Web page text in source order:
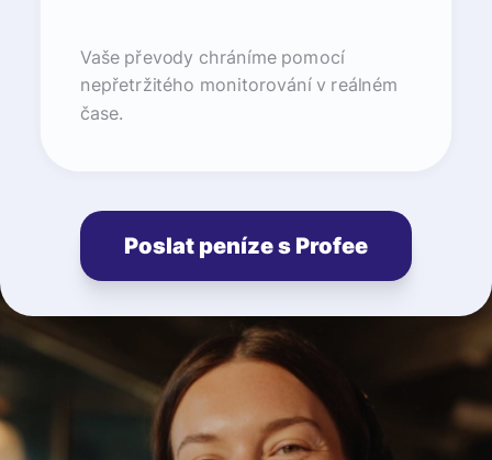
Vaše převody chráníme pomocí
nepřetržitého monitorování v reálném
čase.
Poslat peníze s Profee